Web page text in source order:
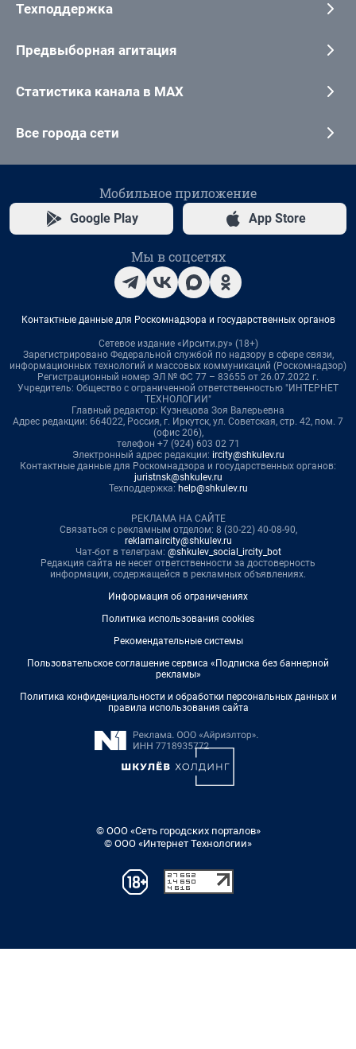
Техподдержка
Предвыборная агитация
Статистика канала в MAX
Все города сети
Мобильное приложение
Google Play App Store
Мы в соцсетях
Контактные данные для Роскомнадзора и государственных органов
Сетевое издание «Ирсити.ру» (18+)
Зарегистрировано Федеральной службой по надзору в сфере связи,
информационных технологий и массовых коммуникаций (Роскомнадзор)
Регистрационный номер ЭЛ № ФС 77 – 83655 от 26.07.2022 г.
Учредитель: Общество с ограниченной ответственностью "ИНТЕРНЕТ
ТЕХНОЛОГИИ"
Главный редактор: Кузнецова Зоя Валерьевна
Адрес редакции: 664022, Россия, г. Иркутск, ул. Советская, стр. 42, пом. 7
(офис 206),
телефон +7 (924) 603 02 71
Электронный адрес редакции: ircity@shkulev.ru
Контактные данные для Роскомнадзора и государственных органов:
juristnsk@shkulev.ru
Техподдержка: help@shkulev.ru
РЕКЛАМА НА САЙТЕ
Связаться с рекламным отделом: 8 (30-22) 40-08-90,
reklamaircity@shkulev.ru
Чат-бот в телеграм: @shkulev_social_ircity_bot
Редакция сайта не несет ответственности за достоверность
информации, содержащейся в рекламных объявлениях.
Информация об ограничениях
Политика использования cookies
Рекомендательные системы
Пользовательское соглашение сервиса «Подписка без баннерной
рекламы»
Политика конфиденциальности и обработки персональных данных и
правила использования сайта
© ООО «Сеть городских порталов»
© ООО «Интернет Технологии»